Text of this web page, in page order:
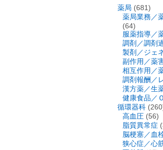
薬局 (681)
薬局業務／
(64)
服薬指導／
調剤／調剤
製剤／ジェ
副作用／薬
相互作用／
調剤報酬／
漢方薬／生
健康食品／
循環器科
高血圧 (56)
脂質異常症
脳梗塞／血
狭心症／心